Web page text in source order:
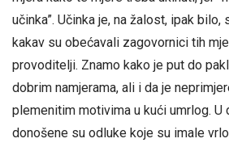
učinka”. Učinka je, na žalost, ipak bilo,
kakav su obećavali zagovornici tih
provoditelji. Znamo kako je put do
dobrim namjerama, ali i da je
plemenitim motivima u kući umrlog. U
donošene su odluke koje su imale